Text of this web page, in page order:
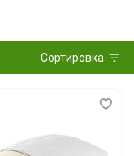
Сортировка